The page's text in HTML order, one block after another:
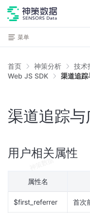
菜单
首页 神策分析 技术
Web JS SDK
渠道追踪
渠道追踪与
用户相关属性
属性名
$first_referrer 首次